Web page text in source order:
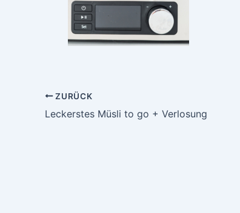
ZURÜCK
Leckerstes Müsli to go + Verlosung